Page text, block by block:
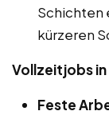
Schichten
kürzeren
Vollzeitjobs in
Feste